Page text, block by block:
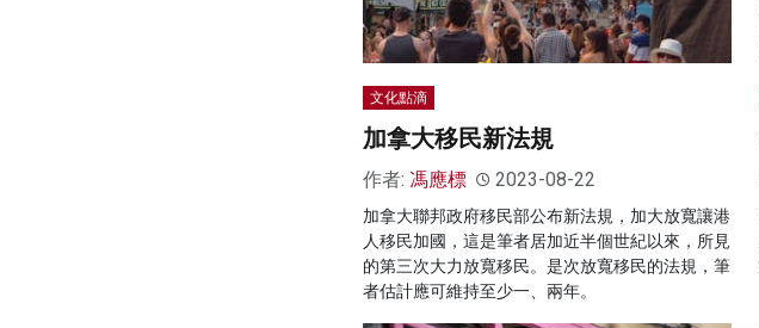
文化點滴
加拿大移民新法規
作者: 馮應標 2023-08-22
加拿大聯邦政府移民部公布新法規，加大放寬讓港
人移民加國，這是筆者居加近半個世紀以來，所見
的第三次大力放寬移民。是次放寬移民的法規，筆
者估計應可維持至少一、兩年。